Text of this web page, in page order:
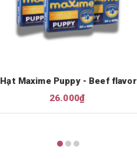
Hạt Maxime Puppy - Beef flavor
26.000₫